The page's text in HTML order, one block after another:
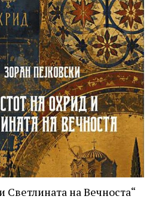
Светлината на Вечноста“